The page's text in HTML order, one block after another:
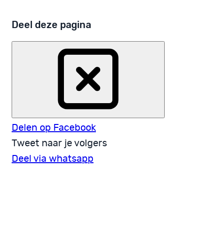
Deel deze pagina
Delen op Facebook
Tweet naar je volgers
Deel via whatsapp